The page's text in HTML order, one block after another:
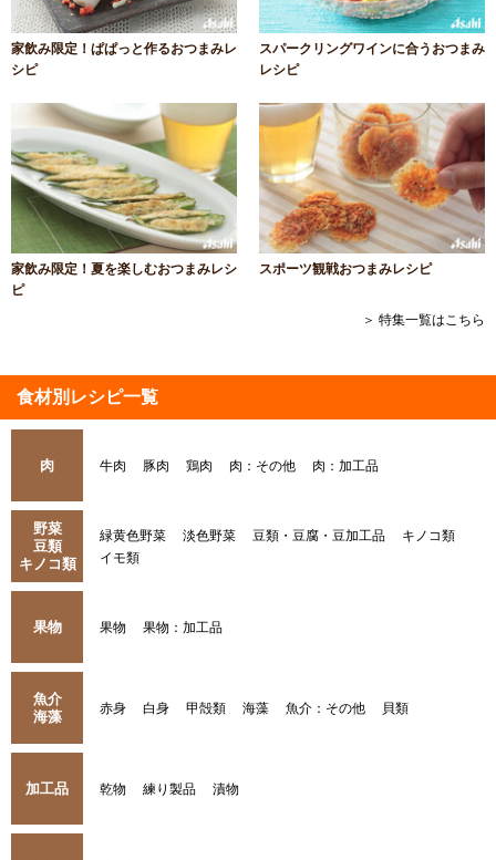
家飲み限定！ぱぱっと作るおつまみレ
シピ
スパークリングワインに合うおつまみ
レシピ
家飲み限定！夏を楽しむおつまみレシ
ピ
スポーツ観戦おつまみレシピ
＞ 特集一覧はこちら
食材別レシピ一覧
肉 牛肉 豚肉 鶏肉 肉：その他 肉：加工品
野菜
豆類
キノコ類
緑黄色野菜 淡色野菜 豆類・豆腐・豆加工品
キノコ類
イモ類
果物 果物 果物：加工品
魚介
海藻
赤身 白身 甲殻類 海藻 魚介：その他 貝類
加工品 乾物 練り製品 漬物